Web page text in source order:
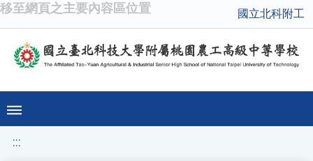
移至網頁之主要內容區位置 國立北科附工
:::